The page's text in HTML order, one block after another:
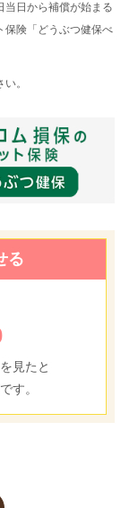
当日から補償が始まる
保険「どうぶつ健保べ
。
る
見たと
す。